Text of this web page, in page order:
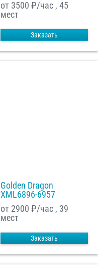
от 3500 ₽/час , 45
мест
Заказать
Golden Dragon
XML6896-6957
от 2900 ₽/час , 39
мест
Заказать